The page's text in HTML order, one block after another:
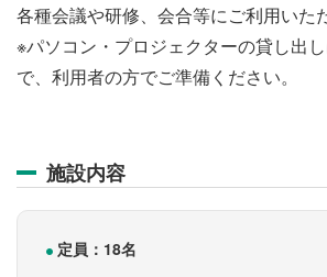
各種会議や研修、会合等にご利用いた
※パソコン・プロジェクターの貸し出
で、利用者の方でご準備ください。
施設内容
定員：18名